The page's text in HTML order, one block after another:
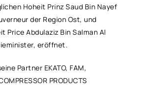
Hoheit Prinz Saud Bin Nayef
der Region Ost, und
Price Abdulaziz Bin Salman Al
eröffnet.
Partner EKATO, FAM,
PRODUCTS